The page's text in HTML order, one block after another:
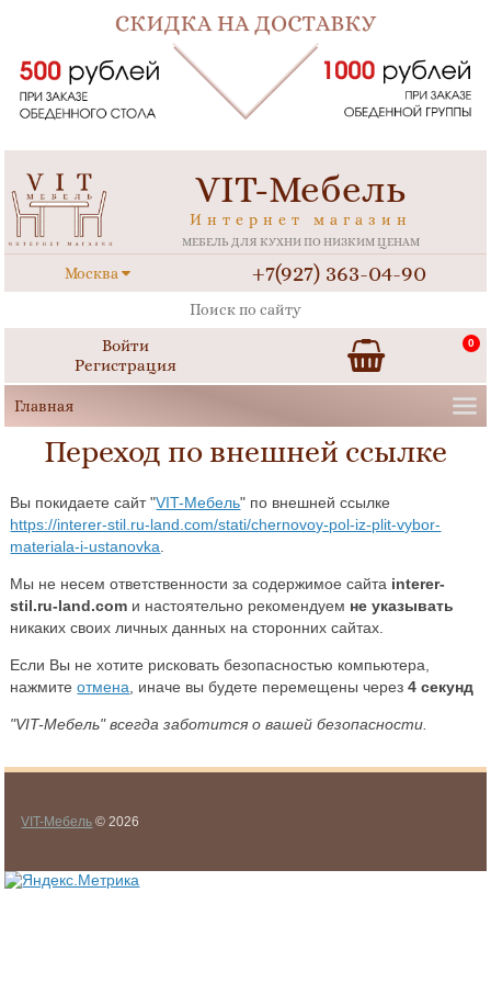
VIT-Мебель
Интернет магазин
МЕБЕЛЬ ДЛЯ КУХНИ ПО НИЗКИМ ЦЕНАМ
Москва +7(927) 363-04-90
Войти
Регистрация
0
Переход по внешней ссылке
Вы покидаете сайт "VIT-Мебель" по внешней ссылке
https://interer-stil.ru-land.com/stati/chernovoy-pol-iz-plit-vybor-
materiala-i-ustanovka
Мы не несем ответственности за содержимое сайта interer-
stil.ru-land.com и настоятельно рекомендуем не указывать
никаких своих личных данных на сторонних сайтах.
Если Вы не хотите рисковать безопасностью компьютера,
нажмитеотмена , иначе вы будете перемещены через4 секунд
"VIT-Мебель" всегда заботится о вашей безопасности.
VIT-Мебель © 2026